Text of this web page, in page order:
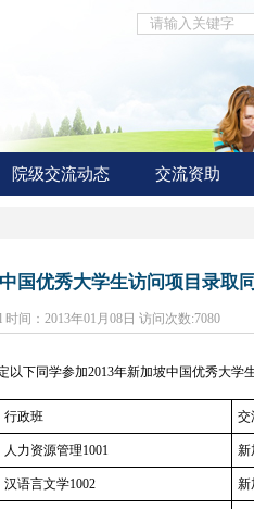
院级交流动态 交流资助
国优秀大学生访问项目录取
时间：2013年01月08日 访问次数:7080
下同学参加2013年新加坡中国优秀大学
行政班 交
人力资源管理1001 新
汉语言文学1002 新